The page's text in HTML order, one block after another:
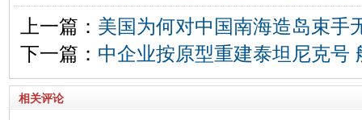
上一篇： 美国为何对中国南海造岛束手
下一篇： 中企业按原型重建泰坦尼克号
相关评论